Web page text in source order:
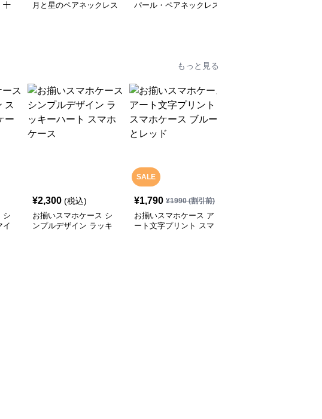
十
月と星のペアネックレス パール・ペアネックレス
もっと見る
シ
イ
¥2,300 (税込)
お揃いスマホケース シ
ンプルデザイン ラッキ
SALE
¥1,790 ¥1990(割引前)
お揃いスマホケース ア
ート文字プリント スマ